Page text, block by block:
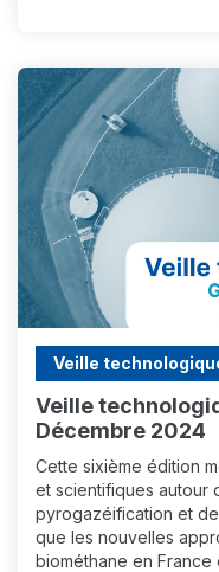
Veille
Veille
Décembre 2024
Cette sixième édition
et scientifiques autour
pyrogazéification et
que les nouvelles
biométhane en France